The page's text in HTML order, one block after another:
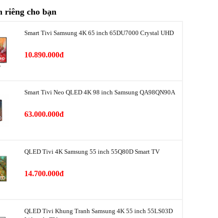
lạnh
dàn
2024
Hàn Quốc
riêng cho bạn
Smart Tivi Samsung 4K 65 inch 65DU7000 Crystal UHD
10.890.000đ
Smart Tivi Neo QLED 4K 98 inch Samsung QA98QN90A
63.000.000đ
QLED Tivi 4K Samsung 55 inch 55Q80D Smart TV
14.700.000đ
QLED Tivi Khung Tranh Samsung 4K 55 inch 55LS03D